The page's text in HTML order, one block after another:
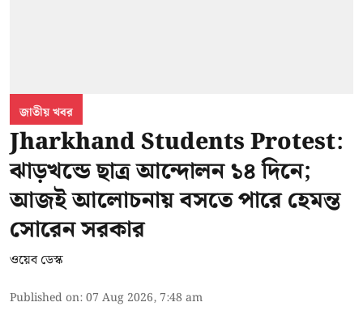
জাতীয় খবর
Jharkhand Students Protest:
ঝাড়খন্ডে ছাত্র আন্দোলন ১৪ দিনে;
আজই আলোচনায় বসতে পারে হেমন্ত
সোরেন সরকার
ওয়েব ডেস্ক
Published on:07 Aug 2026, 7:48 am